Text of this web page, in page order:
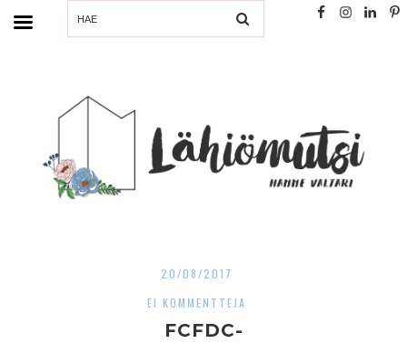
SEARCH
20/08/2017
EI KOMMENTTEJA
FCFDC-